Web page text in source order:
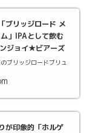
ブリッジロード メ
」IPAとして飲む
ジョイ★ビアーズ
ブリッジロードブリュ
が印象的「ホルゲ